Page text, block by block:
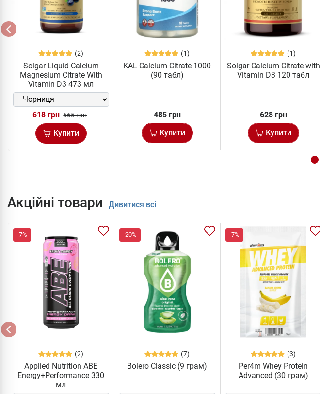
(2)
Solgar Liquid Calcium
Magnesium Citrate With
Vitamin D3 473 мл
618 грн 665 грн
Купити
(1)
KAL Calcium Citrate 1000
(90 табл)
485 грн
Купити
(1)
Solgar Calcium Citrate with
Vitamin D3 120 табл
628 грн
Купити
Акційні товари Дивитися всі
-7%
(2)
Applied Nutrition ABE
Energy+Performance 330
мл
-20%
(7)
Bolero Classic (9 грам)
-7%
(3)
Per4m Whey Protein
Advanced (30 грам)